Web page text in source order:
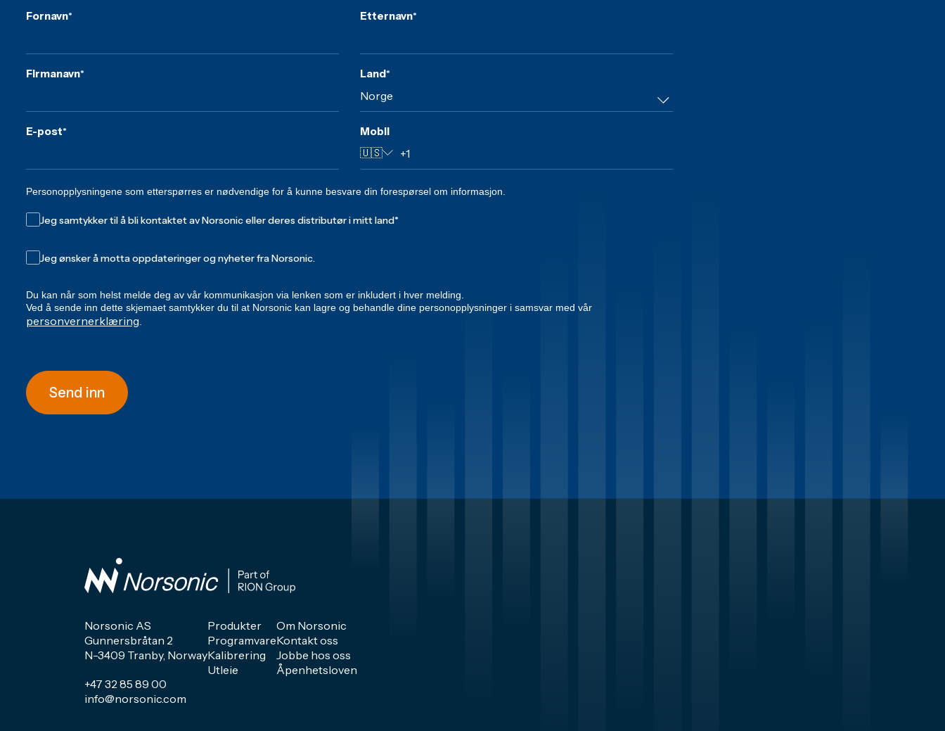
Fornavn* Etternavn*
Firmanavn* Land*
E-post* Mobil
🇺🇸
Personopplysningene som etterspørres er nødvendige for å kunne besvare din forespørsel om informasjon.
Jeg samtykker til å bli kontaktet av Norsonic eller deres distributør i mitt land*
Jeg ønsker å motta oppdateringer og nyheter fra Norsonic.
Du kan når som helst melde deg av vår kommunikasjon via lenken som er inkludert i hver melding.
Ved å sende inn dette skjemaet samtykker du til at Norsonic kan lagre og behandle dine personopplysninger i samsvar med vår
personvernerklæring
Send inn
Norsonic AS
Gunnersbråtan 2
N-3409 Tranby, Norway
+47 32 85 89 00
info@norsonic.com
Produkter
Programvare
Kalibrering
Utleie
Om Norsonic
Kontakt oss
Jobbe hos oss
Åpenhetsloven